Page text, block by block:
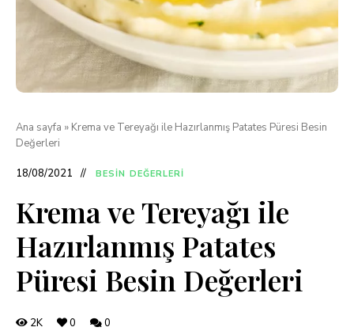
Ana sayfa » Krema ve Tereyağı ile Hazırlanmış Patates Püresi Besin
Değerleri
18/08/2021 BESIN DEĞERLERI
Krema ve Tereyağı ile
Hazırlanmış Patates
Püresi Besin Değerleri
2K 0 0